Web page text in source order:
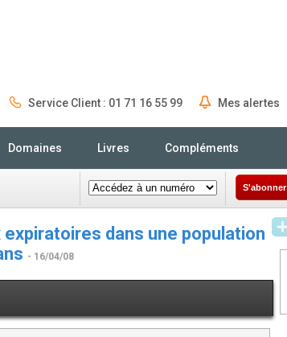
Service Client : 01 71 16 55 99 Mes alertes
Domaines Livres Compléments
S'abonner
dans une population
- 16/04/08